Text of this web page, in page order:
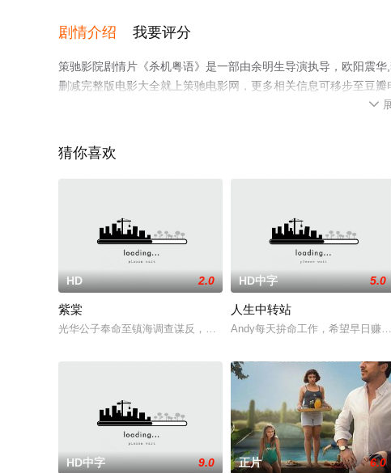
剧情介绍 我要评分
策驰影院剧情片《杀机粤语》是一部由余明生导演执导，欧阳震
删减完整版电影大全就上策驰电影网，更多相关信息可移步至豆瓣

猜你喜欢
HD 2.0
紫棠
光华公子奉命至镇海调查谋反，邂逅了一位少女紫棠，与此同时镇海将
HD中字 5.0
人生中转站
Andy每天拚命工作，希望早日赚
HD中字 9.0 正片 6.0